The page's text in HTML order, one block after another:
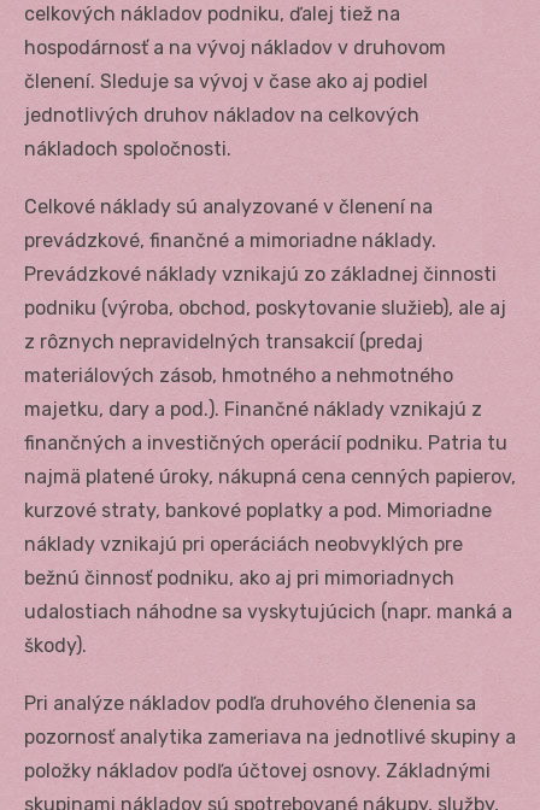
celkových nákladov podniku, ďalej tiež na
hospodárnosť a na vývoj nákladov v druhovom
členení. Sleduje sa vývoj v čase ako aj podiel
jednotlivých druhov nákladov na celkových
nákladoch spoločnosti.
Celkové náklady sú analyzované v členení na
prevádzkové, finančné a mimoriadne náklady.
Prevádzkové náklady vznikajú zo základnej činnosti
podniku (výroba, obchod, poskytovanie služieb), ale aj
z rôznych nepravidelných transakcií (predaj
materiálových zásob, hmotného a nehmotného
majetku, dary a pod.). Finančné náklady vznikajú z
finančných a investičných operácií podniku. Patria tu
najmä platené úroky, nákupná cena cenných papierov,
kurzové straty, bankové poplatky a pod. Mimoriadne
náklady vznikajú pri operáciách neobvyklých pre
bežnú činnosť podniku, ako aj pri mimoriadnych
udalostiach náhodne sa vyskytujúcich (napr. manká a
škody).
Pri analýze nákladov podľa druhového členenia sa
pozornosť analytika zameriava na jednotlivé skupiny a
položky nákladov podľa účtovej osnovy. Základnými
skupinami nákladov sú spotrebované nákupy, služby,